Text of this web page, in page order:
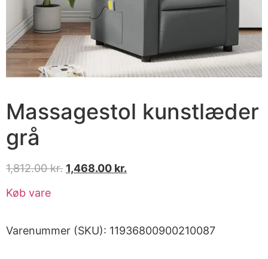
Massagestol kunstlæder
grå
1,812.00kr. 1,468.00 kr.
Køb vare
Varenummer (SKU): 11936800900210087